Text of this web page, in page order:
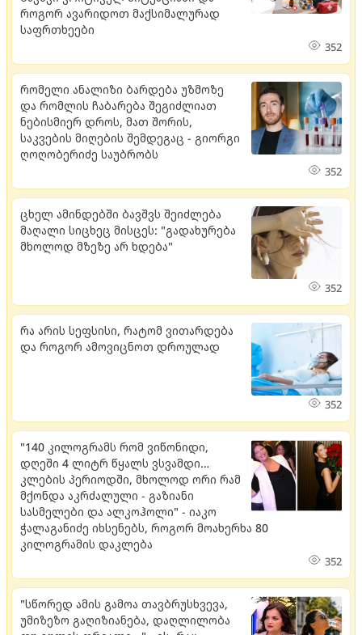
როგორ ავარიდოთ მაქსიმალურად
საფრთხეები
352
რომელი ანალიზი ბარდება უზმოზე
და რომლის ჩაბარება შეგიძლიათ
ნებისმიერ დროს, მათ შორის,
საკვების მიღების შემდეგაც - გიორგი
ღოღობერიძე საუბრობს
352
ცხელ ამინდებში ბავშვს შეიძლება
მაღალი სიცხეც მისცეს: "გადახურება
მხოლოდ მზეზე არ ხდება"
352
რა არის სეფსისი, რატომ ვითარდება
და როგორ ამოვიცნოთ დროულად
352
"140 კილოგრამს რომ ვიწონიდი,
დღეში 4 ლიტრ წყალს ვსვამდი…
კლების პერიოდში, მხოლოდ ორი რამ
მქონდა აკრძალული - გაზიანი
სასმელები და ალკოჰოლი" - იაკო
ჭალაგანიძე იხსენებს, როგორ მოახერხა 80
კილოგრამის დაკლება
352
"სწორედ ამის გამოა თავბრუსხვევა,
უმიზეზო გაღიზიანება, დაღლილობა